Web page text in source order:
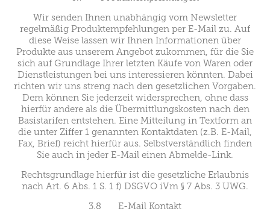
Wir senden Ihnen unabhängig vom Newsletter
regelmäßig Produktempfehlungen per E-Mail zu. Auf
diese Weise lassen wir Ihnen Informationen über
Produkte aus unserem Angebot zukommen, für die Sie
sich auf Grundlage Ihrer letzten Käufe von Waren oder
Dienstleistungen bei uns interessieren könnten. Dabei
richten wir uns streng nach den gesetzlichen Vorgaben.
Dem können Sie jederzeit widersprechen, ohne dass
hierfür andere als die Übermittlungskosten nach den
Basistarifen entstehen. Eine Mitteilung in Textform an
die unter Ziffer 1 genannten Kontaktdaten (z.B. E-Mail,
Fax, Brief) reicht hierfür aus. Selbstverständlich finden
Sie auch in jeder E-Mail einen Abmelde-Link.
Rechtsgrundlage hierfür ist die gesetzliche Erlaubnis
nach Art. 6 Abs. 1 S. 1 f) DSGVO iVm § 7 Abs. 3 UWG.
3.8 E-Mail Kontakt